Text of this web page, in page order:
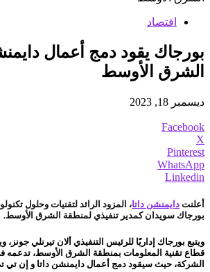
اقتصاد
بورجاك يقود دمج أعمال
الشرق الأوسط
ديسمبر 18, 2023
Facebook
X
Pinterest
WhatsApp
Linkedin
أعلنت دايمنشن داتا، المزود الرائد لتقنيات وحلول
بورجاك سويدان كمدير تنفيذي لمنطقة الشرق الأوسط.
ويتبع بورجاك إداريًا للرئيس التنفيذي ألان تيرنلي
قطاع تقنية المعلومات بمنطقة الشرق الأوسط، تدعمه
الشركة، حيث سيقود دمج أعمال دايمنشن داتا و إن تي